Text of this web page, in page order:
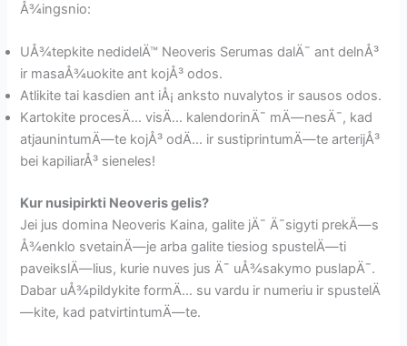
Å¾ingsnio:
UÅ¾tepkite nedidelÄ™ Neoveris Serumas dalÄ¯ ant delnÅ³
ir masaÅ¾uokite ant kojÅ³ odos.
Atlikite tai kasdien ant iÅ¡ anksto nuvalytos ir sausos odos.
Kartokite procesÄ… visÄ… kalendorinÄ¯ mÄ—nesÄ¯, kad
atjaunintumÄ—te kojÅ³ odÄ… ir sustiprintumÄ—te arterijÅ³
bei kapiliarÅ³ sieneles!
Kur nusipirkti Neoveris gelis?
Jei jus domina Neoveris Kaina, galite jÄ¯ Ä¯sigyti prekÄ—s
Å¾enklo svetainÄ—je arba galite tiesiog spustelÄ—ti
paveikslÄ—lius, kurie nuves jus Ä¯ uÅ¾sakymo puslapÄ¯.
Dabar uÅ¾pildykite formÄ… su vardu ir numeriu ir spustelÄ
—kite, kad patvirtintumÄ—te.